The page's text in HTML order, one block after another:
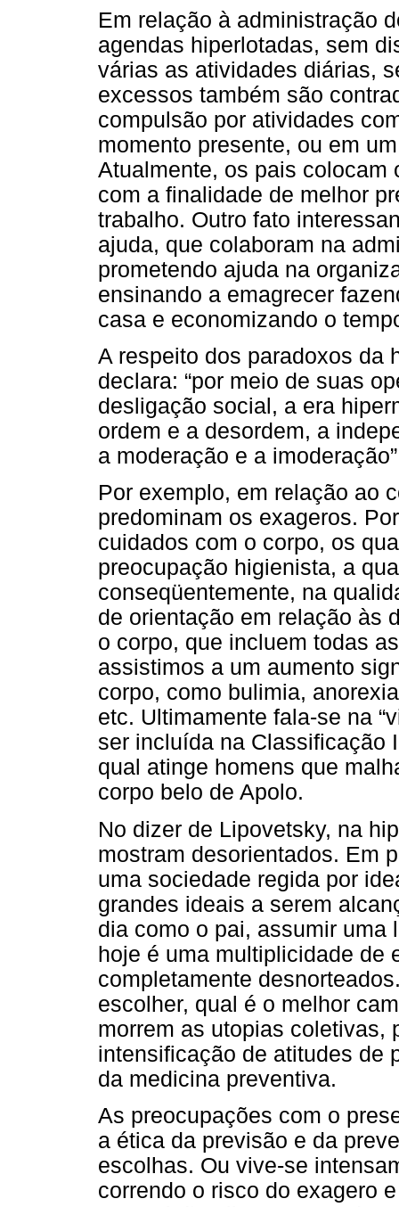
Em relação à administração
agendas hiperlotadas, sem
várias as atividades diárias,
excessos também são
compulsão por atividades
momento presente, ou em
Atualmente, os pais colocam
com a finalidade de melhor
trabalho. Outro fato
ajuda, que colaboram na
prometendo ajuda na
ensinando a emagrecer
casa e economizando o
A respeito dos paradoxos da
declara: “por meio de suas
desligação social, a era
ordem e a desordem, a
a moderação e a
Por exemplo, em relação ao
predominam os exageros.
cuidados com o corpo, os
preocupação higienista, a
conseqüentemente, na
de orientação em relação às
o corpo, que incluem todas
assistimos a um aumento
corpo, como bulimia,
etc. Ultimamente fala-se na
ser incluída na Classificação
qual atinge homens que
corpo belo de Apolo.
No dizer de Lipovetsky, na
mostram desorientados. Em
uma sociedade regida por
grandes ideais a serem
dia como o pai, assumir uma
hoje é uma multiplicidade de
completamente
escolher, qual é o melhor
morrem as utopias coletivas,
intensificação de atitudes de
da medicina preventiva.
As preocupações com o
a ética da previsão e da
escolhas. Ou vive-se
correndo o risco do exagero